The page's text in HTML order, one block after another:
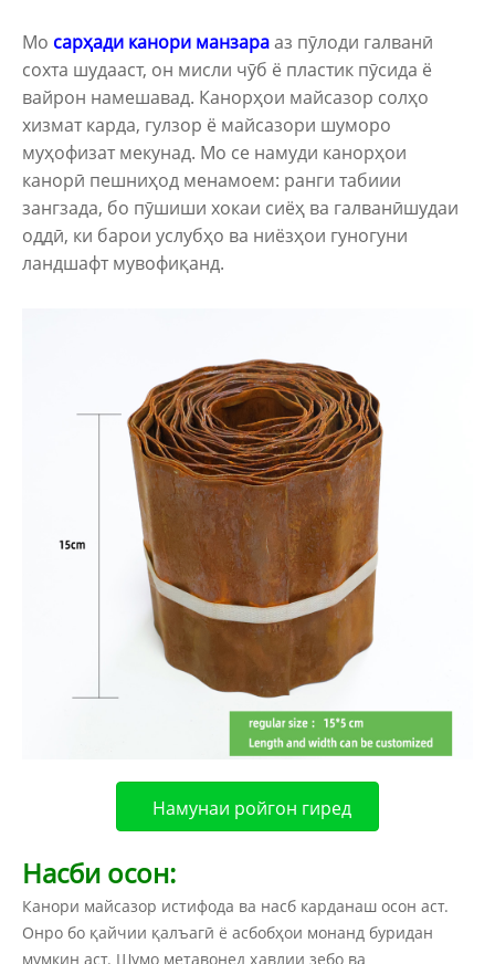
Мо сарҳади канори манзарааз пӯлоди галванӣ
сохта шудааст, он мисли чӯб ё пластик пӯсида ё
вайрон намешавад. Канорҳои майсазор солҳо
хизмат карда, гулзор ё майсазори шуморо
муҳофизат мекунад. Мо се намуди канорҳои
канорӣ пешниҳод менамоем: ранги табиии
зангзада, бо пӯшиши хокаи сиёҳ ва галванӣшудаи
оддӣ, ки барои услубҳо ва ниёзҳои гуногуни
ландшафт мувофиқанд.
Намунаи ройгон гиред
Насби осон:
Канори майсазор истифода ва насб карданаш осон аст.
Онро бо қайчии қалъагӣ ё асбобҳои монанд буридан
мумкин аст. Шумо метавонед ҳавлии зебо ва